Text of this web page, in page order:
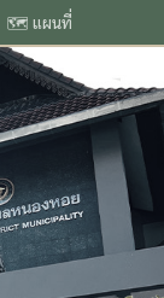
จังหวัดเชียงใหม่
🗺️ แผนที่